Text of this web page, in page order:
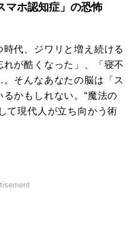
マホ認知症」の恐怖
代、ジワリと増え続ける
が酷くなった」、「寝不
そんなあなたの脳は「ス
かもしれない。“魔法の
て現代人が立ち向かう術